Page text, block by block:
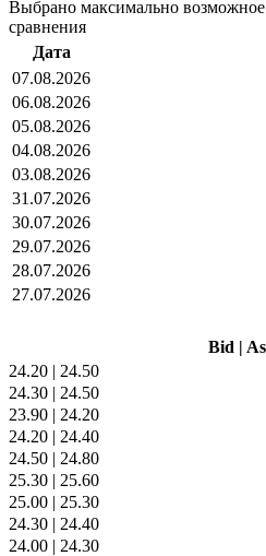
Выбрано максимально возможное
сравнения
Дата
07.08.2026
06.08.2026
05.08.2026
04.08.2026
03.08.2026
31.07.2026
30.07.2026
29.07.2026
28.07.2026
27.07.2026
Bid |
24.20 | 24.50
24.30 | 24.50
23.90 | 24.20
24.20 | 24.40
24.50 | 24.80
25.30 | 25.60
25.00 | 25.30
24.30 | 24.40
24.00 | 24.30